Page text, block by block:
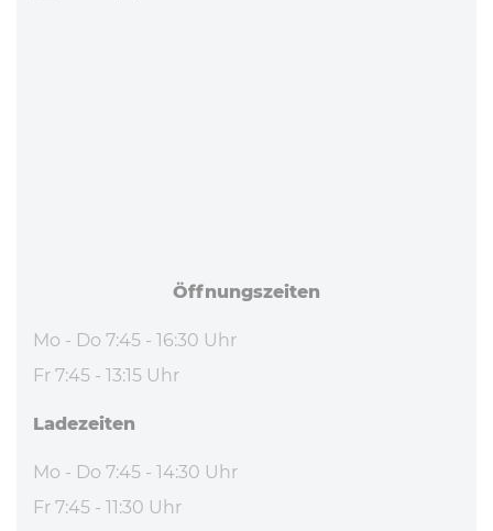
Öff­nungs­zei­ten
Mo - Do 7:45 - 16:30 Uhr
Fr 7:45 - 13:15 Uhr
La­de­zei­ten
Mo - Do 7:45 - 14:30 Uhr
Fr 7:45 - 11:30 Uhr